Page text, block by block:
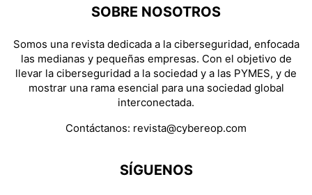
SOBRE NOSOTROS
Somos una revista dedicada a la ciberseguridad, enfocada
las medianas y pequeñas empresas. Con el objetivo de
llevar la ciberseguridad a la sociedad y a las PYMES, y de
mostrar una rama esencial para una sociedad global
interconectada.
Contáctanos: revista@cybereop.com
SÍGUENOS